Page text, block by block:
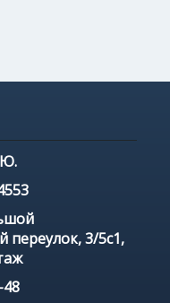
переулок, 3/5с1,
48